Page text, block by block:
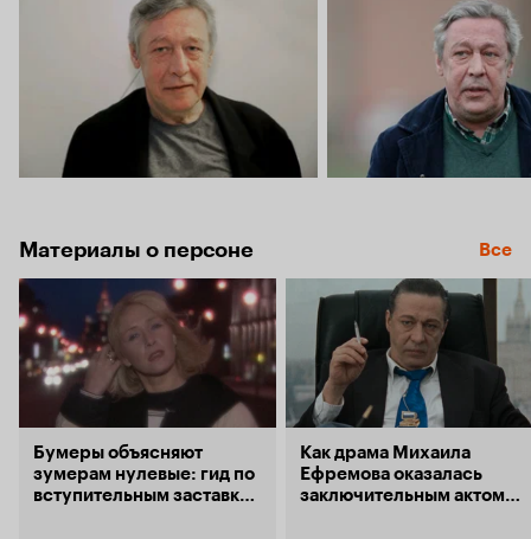
Материалы о персоне Все
Бумеры объясняют
зумерам нулевые: гид по
вступительным заставкам
Как драма Михаила
Ефремова оказалась
заключительным актом